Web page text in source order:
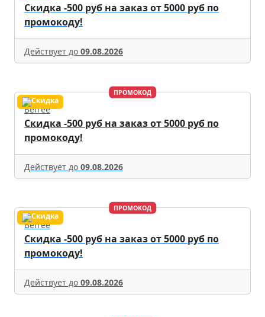
Скидка -500 руб на заказ от 5000 руб по
промокоду!
Действует до 09.08.2026
ПРОМОКОД
Befree
Скидка -500 руб на заказ от 5000 руб по
промокоду!
Действует до 09.08.2026
ПРОМОКОД
Befree
Скидка -500 руб на заказ от 5000 руб по
промокоду!
Действует до 09.08.2026